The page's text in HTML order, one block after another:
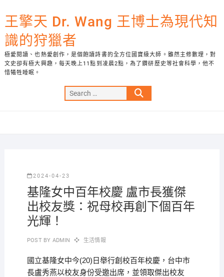
to
content
王擎天 Dr. Wang 王博士為現代知
識的狩獵者
極愛閱讀、也熱愛創作，是個飽讀詩書的全方位國寶級大師。雖然主修數理，對
文史卻有極大興趣，每天晚上11點到凌晨2點，為了鑽研歷史等社會科學，他不
惜犧牲睡眠。
Search
…
2024-04-23
基隆女中百年校慶 盧市長獲傑
出校友獎：祝母校再創下個百年
光輝！
POST BY ADMIN 生活情報
國立基隆女中今(20)日舉行創校百年校慶，台中市
長盧秀燕以校友身份受邀出席，並領取傑出校友